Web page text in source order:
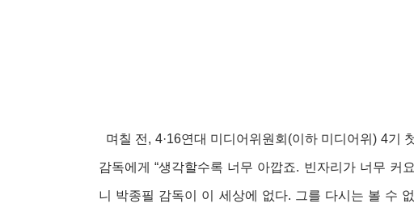
며칠 전, 4·16연대 미디어위원회(이하 미디어위) 4기
감독에게 “생각할수록 너무 아깝죠. 빈자리가 너무 커
니 박종필 감독이 이 세상에 없다. 그를 다시는 볼 수